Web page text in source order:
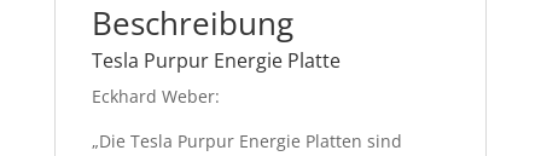
Beschreibung
Tesla Purpur Energie Platte
Eckhard Weber:
„Die Tesla Purpur Energie Platten sind